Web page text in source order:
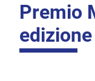
Premio
edizione